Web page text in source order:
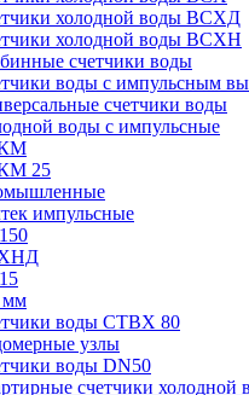
холодной воды ВСХД
холодной воды ВСХН
счетчики воды
воды с импульсным
счетчики воды
воды с импульсные
25
импульсные
мм
воды СТВХ 80
узлы
воды DN50
счетчики холодной